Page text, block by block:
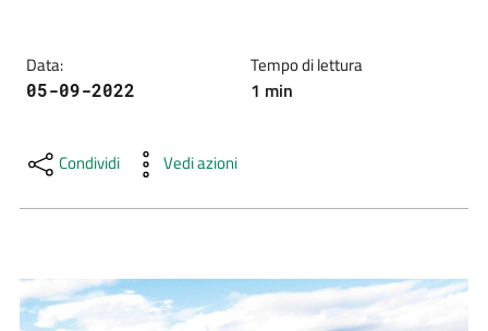
Educazione
e
Data:
05-09-2022
Tempo di lettura
1 min
Condividi Vedi azioni